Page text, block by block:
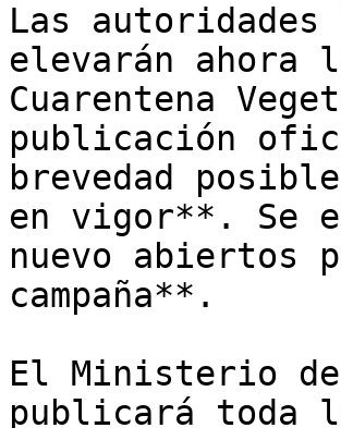
Las autoridades
elevarán ahora
Cuarentena
publicación
brevedad
en vigor**. Se
nuevo abiertos
campaña**.
El Ministerio
publicará toda